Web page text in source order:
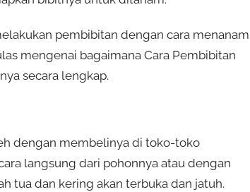
pembibitan dengan cara menanam
mengenai bagaimana Cara Pembibitan
secara lengkap.
dengan membelinya di toko-toko
langsung dari pohonnya atau dengan
tua dan kering akan terbuka dan jatuh.